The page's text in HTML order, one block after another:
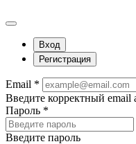
Вход
Регистрация
Email *
Введите корректный email
Пароль *
Введите пароль